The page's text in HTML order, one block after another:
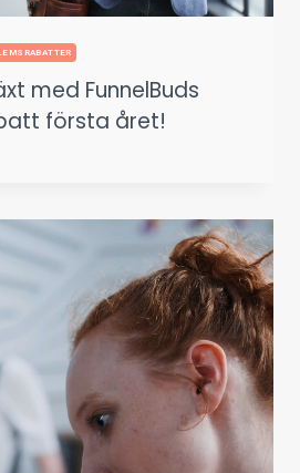
med FunnelBuds
första året!